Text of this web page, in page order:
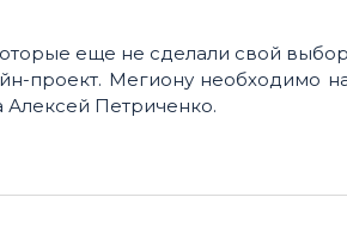
еще не сделали свой
проект. Мегиону необходимо
Алексей Петриченко.